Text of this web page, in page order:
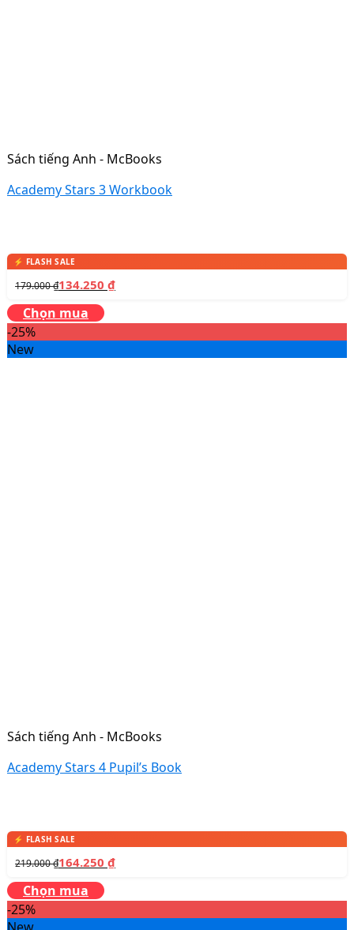
Sách tiếng Anh - McBooks
Academy Stars 3 Workbook
179.000₫134.250 ₫
Chọn mua
-25%
New
Sách tiếng Anh - McBooks
Academy Stars 4 Pupil’s Book
219.000₫164.250 ₫
Chọn mua
-25%